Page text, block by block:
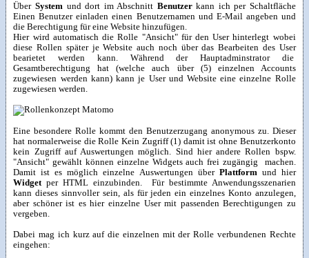
Über System und dort im Abschnitt Benutzerkann ich per Schaltfläche
Einen Benutzer einladen einen Benutzernamen und E-Mail angeben und
die Berechtigung für eine Website hinzufügen.
Hier wird automatisch die Rolle "Ansicht" für den User hinterlegt wobei
diese Rollen später je Website auch noch über das Bearbeiten des User
bearietet werden kann. Während der Hauptadminstrator die
Gesamtberechtigung hat (welche auch über (5) einzelnen Accounts
zugewiesen werden kann) kann je User und Website eine einzelne Rolle
zugewiesen werden.
Eine besondere Rolle kommt den Benutzerzugang anonymous zu. Dieser
hat normalerweise die Rolle Kein Zugriff (1) damit ist ohne Benutzerkonto
kein Zugriff auf Auswertungen möglich. Sind hier andere Rollen bspw.
"Ansicht" gewählt können einzelne Widgets auch frei zugängig machen.
Damit ist es möglich einzelne Auswertungen über Plattform und hier
Widgetper HTML einzubinden. Für bestimmte Anwendungsszenarien
kann dieses sinnvoller sein, als für jeden ein einzelnes Konto anzulegen,
aber schöner ist es hier einzelne User mit passenden Berechtigungen zu
vergeben.
Dabei mag ich kurz auf die einzelnen mit der Rolle verbundenen Rechte
eingehen: